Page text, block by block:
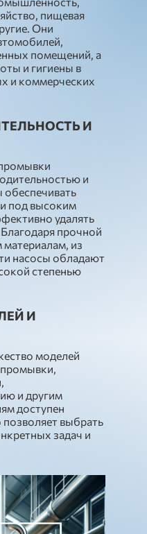
пищевая
Они
помещений, а
и гигиены в
и коммерческих
И
и
под высоким
удалять
прочной
из
насосы обладают
степенью
И
моделей
и другим
доступен
выбрать
задач и